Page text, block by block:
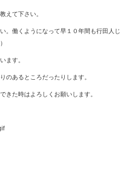
えて下さい。
。働くようになって早１０年間も行田人じ
ます。
のあるところだったりします。
きた時はよろしくお願いします。